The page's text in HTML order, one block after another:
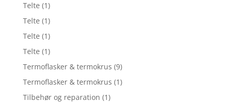
Telte (1)
Telte (1)
Telte (1)
Telte (1)
Termoflasker & termokrus (9)
Termoflasker & termokrus (1)
Tilbehør og reparation (1)